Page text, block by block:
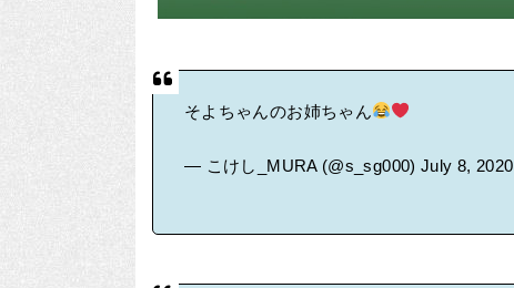
そよちゃんのお姉ちゃん
— こけし_MURA (@s_sg000)July 8, 2020